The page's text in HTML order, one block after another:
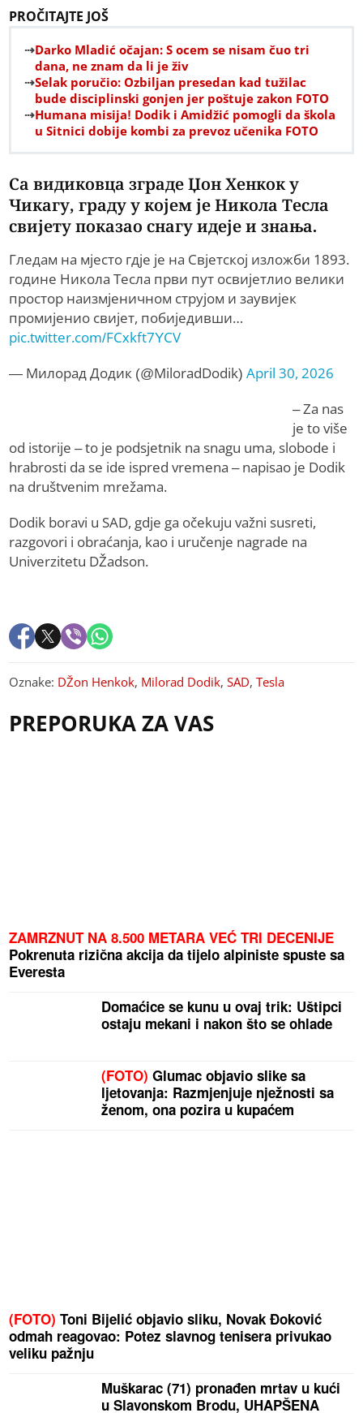
PROČITAJTE JOŠ
Darko Mladić očajan: S ocem se nisam čuo tri
dana, ne znam da li je živ
Selak poručio: Ozbiljan presedan kad tužilac
bude disciplinski gonjen jer poštuje zakon FOTO
Humana misija! Dodik i Amidžić pomogli da škola
u Sitnici dobije kombi za prevoz učenika FOTO
Са видиковца зграде Џон Хенкок у
Чикагу, граду у којем је Никола Тесла
свијету показао снагу идеје и знања.
Гледам на мјесто гдје је на Свјетској изложби 1893.
године Никола Тесла први пут освијетлио велики
простор наизмјеничном струјом и заувијек
промијенио свијет, побиједивши…
pic.twitter.com/FCxkft7YCV
— Милорад Додик (@MiloradDodik)April 30, 2026
– Za nas
je to više
od istorije – to je podsjetnik na snagu uma, slobode i
hrabrosti da se ide ispred vremena – napisao je Dodik
na društvenim mrežama.
Dodik boravi u SAD, gdje ga očekuju važni susreti,
razgovori i obraćanja, kao i uručenje nagrade na
Univerzitetu DŽadson.
Oznake: DŽon Henkok, Milorad Dodik,SAD,Tesla
PREPORUKA ZA VAS
ZAMRZNUT NA 8.500 METARA VEĆ TRI DECENIJE
Pokrenuta rizična akcija da tijelo alpiniste spuste sa
Everesta
Domaćice se kunu u ovaj trik: Uštipci
ostaju mekani i nakon što se ohlade
(FOTO) Glumac objavio slike sa
ljetovanja: Razmjenjuje nježnosti sa
ženom, ona pozira u kupaćem
(FOTO) Toni Bijelić objavio sliku, Novak Đoković
odmah reagovao: Potez slavnog tenisera privukao
veliku pažnju
Muškarac (71) pronađen mrtav u kući
u Slavonskom Brodu, UHAPŠENA